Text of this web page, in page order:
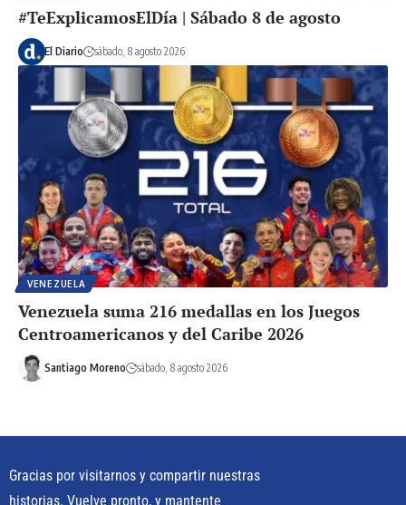
#TeExplicamosElDía | Sábado 8 de agosto
El Diario sábado, 8 agosto 2026
VENEZUELA
Venezuela suma 216 medallas en los Juegos
Centroamericanos y del Caribe 2026
Santiago Moreno sábado, 8 agosto 2026
Gracias por visitarnos y compartir nuestras
historias. Vuelve pronto, y mantente